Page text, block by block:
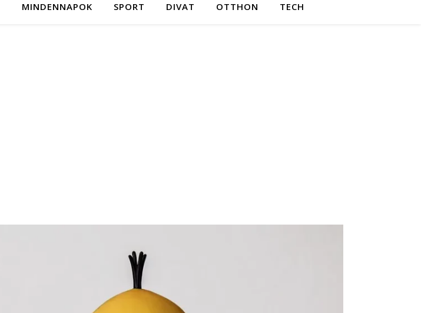
MINDENNAPOK SPORT DIVAT OTTHON TECH